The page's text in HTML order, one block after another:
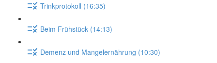
Trinkprotokoll (16:35)
Beim Frühstück (14:13)
Demenz und Mangelernährung (10:30)